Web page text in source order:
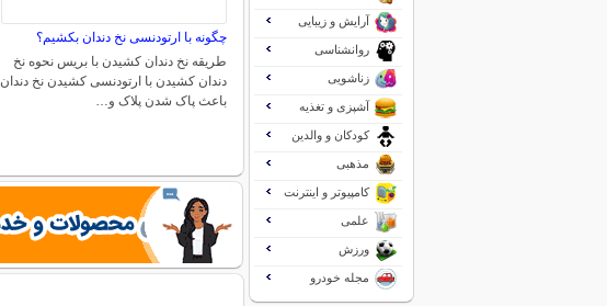
چگونه با ارتودنسی نخ دندان بکشیم؟
طریقه نخ دندان کشیدن با بریس نحوه نخ
دندان کشیدن با ارتودنسی کشیدن نخ دندان
باعث پاک شدن پلاک و…
آرایش و زیبایی
روانشناسی
زناشویی
آشپزی و تغذیه
کودکان و والدین
مذهبی
کامپیوتر و اینترنت
علمی
ورزش
مجله خودرو